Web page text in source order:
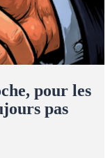
pour les
pas